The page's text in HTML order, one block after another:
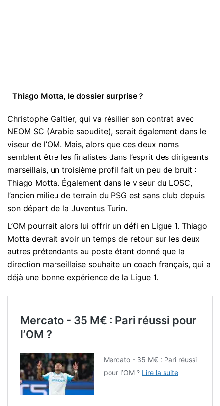
Thiago Motta, le dossier surprise ?
Christophe Galtier, qui va résilier son contrat avec
NEOM SC (Arabie saoudite), serait également dans le
viseur de l’OM. Mais, alors que ces deux noms
semblent être les finalistes dans l’esprit des dirigeants
marseillais, un troisième profil fait un peu de bruit :
Thiago Motta. Également dans le viseur du LOSC,
l’ancien milieu de terrain du PSG est sans club depuis
son départ de la Juventus Turin.
L’OM pourrait alors lui offrir un défi en Ligue 1. Thiago
Motta devrait avoir un temps de retour sur les deux
autres prétendants au poste étant donné que la
direction marseillaise souhaite un coach français, qui a
déjà une bonne expérience de la Ligue 1.
Mercato - 35 M€ : Pari réussi pour
l’OM ?
Mercato - 35 M€ : Pari réussi
pour l’OM ? Lire la suite